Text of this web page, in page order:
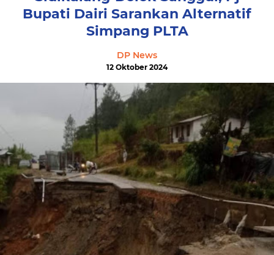
Bupati Dairi Sarankan Alternatif
Simpang PLTA
DP News
12 Oktober 2024